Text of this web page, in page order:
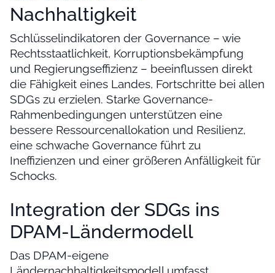
Nachhaltigkeit
Schlüsselindikatoren der Governance – wie
Rechtsstaatlichkeit, Korruptionsbekämpfung
und Regierungseffizienz – beeinflussen direkt
die Fähigkeit eines Landes, Fortschritte bei allen
SDGs zu erzielen. Starke Governance-
Rahmenbedingungen unterstützen eine
bessere Ressourcenallokation und Resilienz,
eine schwache Governance führt zu
Ineffizienzen und einer größeren Anfälligkeit für
Schocks.
Integration der SDGs ins
DPAM-Ländermodell
Das DPAM-eigene